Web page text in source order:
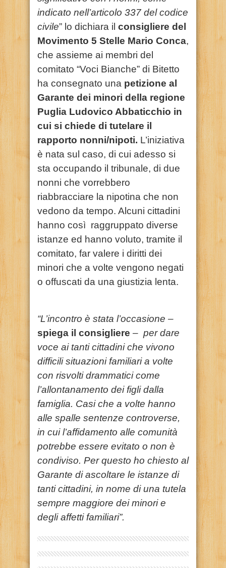
indicato nell’articolo 337 del codice
civile” lo dichiara il consigliere del
Movimento 5 Stelle Mario Conca,
che assieme ai membri del
comitato “Voci Bianche” di Bitetto
ha consegnato una petizione al
Garante dei minori della regione
Puglia Ludovico Abbaticchio in
cui si chiede di tutelare il
rapporto nonni/nipoti. L’iniziativa
è nata sul caso, di cui adesso si
sta occupando il tribunale, di due
nonni che vorrebbero
riabbracciare la nipotina che non
vedono da tempo. Alcuni cittadini
hanno così raggruppato diverse
istanze ed hanno voluto, tramite il
comitato, far valere i diritti dei
minori che a volte vengono negati
o offuscati da una giustizia lenta.
“L’incontro è stata l’occasione –
spiega il consigliere – per dare
voce ai tanti cittadini che vivono
difficili situazioni familiari a volte
con risvolti drammatici come
l’allontanamento dei figli dalla
famiglia. Casi che a volte hanno
alle spalle sentenze controverse,
in cui l’affidamento alle comunità
potrebbe essere evitato o non è
condiviso. Per questo ho chiesto al
Garante di ascoltare le istanze di
tanti cittadini, in nome di una tutela
sempre maggiore dei minori e
degli affetti familiari”.